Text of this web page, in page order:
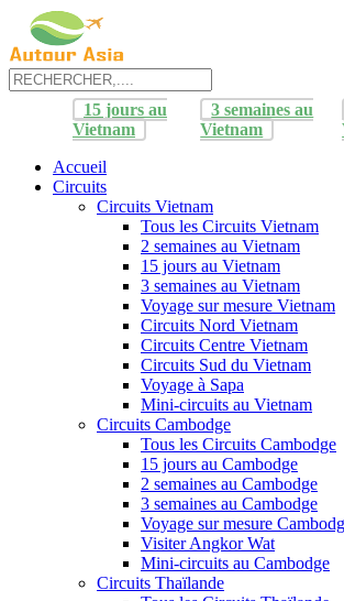
15 jours au
Vietnam
3 semaines au
Vietnam
Accueil
Circuits
Circuits Vietnam
Tous les Circuits Vietnam
2 semaines au Vietnam
15 jours au Vietnam
3 semaines au Vietnam
Voyage sur mesure Vietnam
Circuits Nord Vietnam
Circuits Centre Vietnam
Circuits Sud du Vietnam
Voyage à Sapa
Mini-circuits au Vietnam
Circuits Cambodge
Tous les Circuits Cambodge
15 jours au Cambodge
2 semaines au Cambodge
3 semaines au Cambodge
Voyage sur mesure
Visiter Angkor Wat
Mini-circuits au Cambodge
Circuits Thaïlande